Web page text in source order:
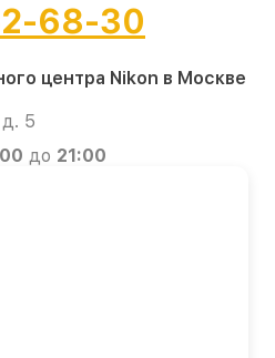
68-30
центра Nikon в Москве
5
до 21:00